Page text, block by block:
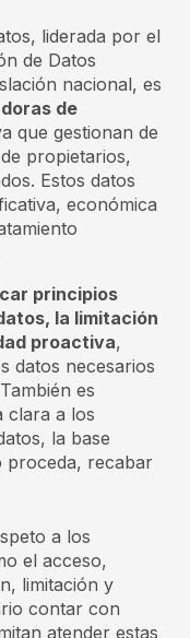
liderada por el
de Datos
nacional, es
de
que gestionan de
propietarios,
Estos datos
económica
principios
la limitación
proactiva,
datos necesarios
es
clara a los
la base
proceda, recabar
a los
el acceso,
limitación y
contar con
atender estas